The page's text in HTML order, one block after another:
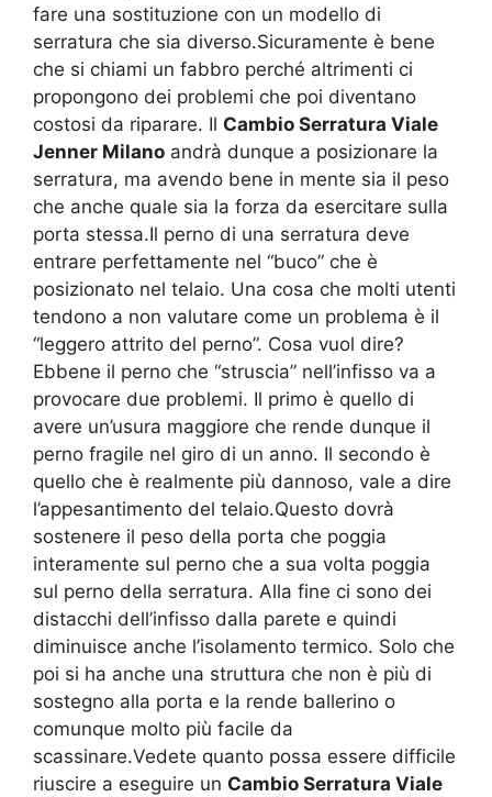
fare una sostituzione con un modello di
serratura che sia diverso.Sicuramente è bene
che si chiami un fabbro perché altrimenti ci
propongono dei problemi che poi diventano
costosi da riparare. Il Cambio Serratura Viale
Jenner Milano andrà dunque a posizionare la
serratura, ma avendo bene in mente sia il peso
che anche quale sia la forza da esercitare sulla
porta stessa.Il perno di una serratura deve
entrare perfettamente nel “buco” che è
posizionato nel telaio. Una cosa che molti utenti
tendono a non valutare come un problema è il
“leggero attrito del perno”. Cosa vuol dire?
Ebbene il perno che “struscia” nell’infisso va a
provocare due problemi. Il primo è quello di
avere un’usura maggiore che rende dunque il
perno fragile nel giro di un anno. Il secondo è
quello che è realmente più dannoso, vale a dire
l’appesantimento del telaio.Questo dovrà
sostenere il peso della porta che poggia
interamente sul perno che a sua volta poggia
sul perno della serratura. Alla fine ci sono dei
distacchi dell’infisso dalla parete e quindi
diminuisce anche l’isolamento termico. Solo che
poi si ha anche una struttura che non è più di
sostegno alla porta e la rende ballerino o
comunque molto più facile da
scassinare.Vedete quanto possa essere difficile
riuscire a eseguire un Cambio Serratura Viale